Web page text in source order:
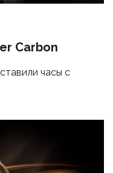
Carbon
часы с